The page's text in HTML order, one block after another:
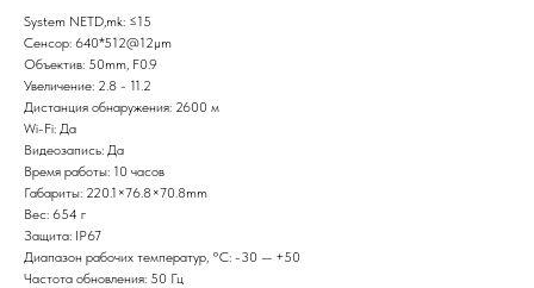
System NETD,mk: ≤15
Сенсор: 640*512@12µm
Объектив: 50mm, F0.9
Увеличение: 2.8 - 11.2
Дистанция обнаружения: 2600 м
Wi-Fi: Да
Видеозапись: Да
Время работы: 10 часов
Габариты: 220.1×76.8×70.8mm
Вес: 654 г
Защита: IP67
Диапазон рабочих температур, °С: -30 — +50
Частота обновления: 50 Гц